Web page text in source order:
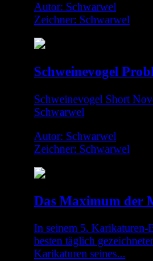
Autor: Schwarwel
Zeichner: Schwarwel
Schweinevogel
Schweinevogel Short
Schwarwel
Autor: Schwarwel
Zeichner: Schwarwel
Das Maximum der
In seinem 5. Karikaturen-
besten täglich
Karikaturen seines...